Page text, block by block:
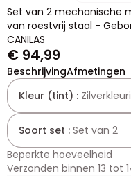
Set van 2 mechanische
van roestvrij staal -
CANILAS
€ 94,99
BeschrijvingAfmetingen
Kleur (tint) :
Soort set : Set van 2
Beperkte hoeveelheid
Verzonden binnen 13 tot